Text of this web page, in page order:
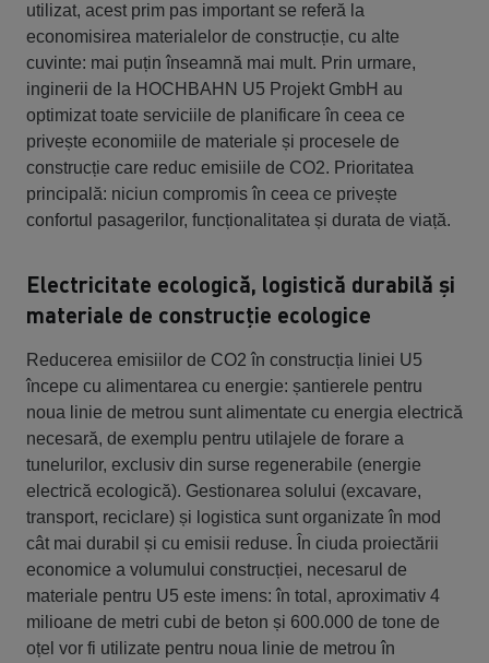
utilizat, acest prim pas important se referă la
economisirea materialelor de construcție, cu alte
cuvinte: mai puțin înseamnă mai mult. Prin urmare,
inginerii de la HOCHBAHN U5 Projekt GmbH au
optimizat toate serviciile de planificare în ceea ce
privește economiile de materiale și procesele de
construcție care reduc emisiile de CO2. Prioritatea
principală: niciun compromis în ceea ce privește
confortul pasagerilor, funcționalitatea și durata de viață.
Electricitate ecologică, logistică durabilă și
materiale de construcție ecologice
Reducerea emisiilor de CO2 în construcția liniei U5
începe cu alimentarea cu energie: șantierele pentru
noua linie de metrou sunt alimentate cu energia electrică
necesară, de exemplu pentru utilajele de forare a
tunelurilor, exclusiv din surse regenerabile (energie
electrică ecologică). Gestionarea solului (excavare,
transport, reciclare) și logistica sunt organizate în mod
cât mai durabil și cu emisii reduse. În ciuda proiectării
economice a volumului construcției, necesarul de
materiale pentru U5 este imens: în total, aproximativ 4
milioane de metri cubi de beton și 600.000 de tone de
oțel vor fi utilizate pentru noua linie de metrou în